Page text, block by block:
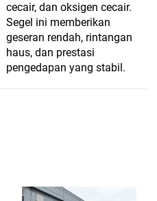
cecair, dan oksigen cecair.
Segel ini memberikan
geseran rendah, rintangan
haus, dan prestasi
pengedapan yang stabil.